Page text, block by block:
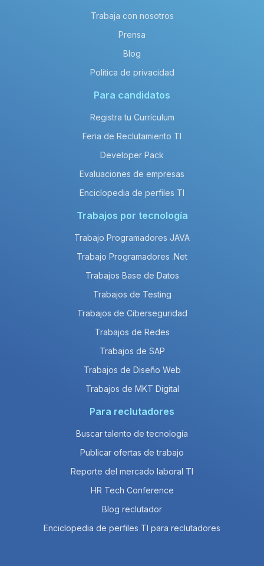
Trabaja con nosotros
Prensa
Blog
Política de privacidad
Para candidatos
Registra tu Currículum
Feria de Reclutamiento TI
Developer Pack
Evaluaciones de empresas
Enciclopedia de perfiles TI
Trabajos por tecnología
Trabajo Programadores JAVA
Trabajo Programadores .Net
Trabajos Base de Datos
Trabajos de Testing
Trabajos de Ciberseguridad
Trabajos de Redes
Trabajos de SAP
Trabajos de Diseño Web
Trabajos de MKT Digital
Para reclutadores
Buscar talento de tecnología
Publicar ofertas de trabajo
Reporte del mercado laboral TI
HR Tech Conference
Blog reclutador
Enciclopedia de perfiles TI para reclutadores